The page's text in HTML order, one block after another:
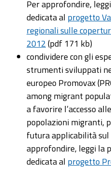
Per approfondire,
dedicata al progetto
regionali sulle
2012(pdf 171 kb)
condividere con gli
strumenti sviluppati
europeo Promovax
among migrant
a favorire l’accesso
popolazioni migranti,
futura applicabilità
approfondire, leggi la
dedicata al progetto